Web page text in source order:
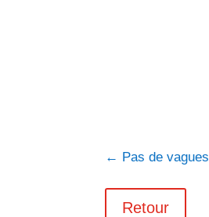
← Pas de vagues
Retour